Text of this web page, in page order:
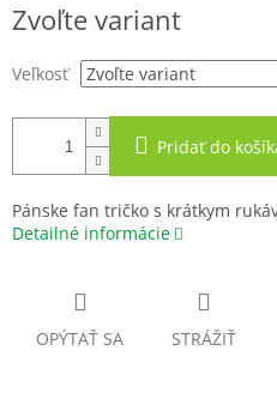
cena:
Zvoľte variant
Veľkosť
Pridať do
Pánske fan tričko s krátkym
Detailné informácie
OPÝTAŤ SA STRÁŽIŤ